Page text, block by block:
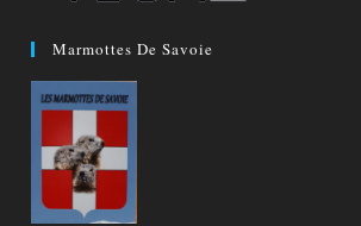
Marmottes De Savoie